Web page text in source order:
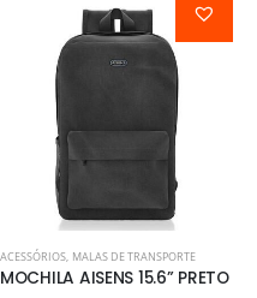
ACESSÓRIOS, MALAS DE TRANSPORTE
MOCHILA AISENS 15.6” PRETO